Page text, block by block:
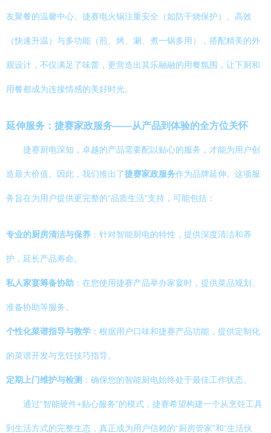
友聚餐的温馨中心。捷赛电火锅注重安全（如防干烧保护）、高效
（快速升温）与多功能（煎、烤、涮、煮一锅多用），搭配精美的外
观设计，不仅满足了味蕾，更营造出其乐融融的用餐氛围，让下厨和
用餐都成为连接情感的美好时光。
延伸服务：捷赛家政服务——从产品到体验的全方位关怀
捷赛厨电深知，卓越的产品需要配以贴心的服务，才能为用户创
造最大价值。因此，我们推出了捷赛家政服务作为品牌延伸。这项服
务旨在为用户提供更完整的“品质生活”支持，可能包括：
专业的厨房清洁与保养 ：针对智能厨电的特性，提供深度清洁和养
护，延长产品寿命。
私人家宴筹备协助 ：在您使用捷赛产品举办家宴时，提供菜品规划、
准备协助等服务。
个性化菜谱指导与教学 ：根据用户口味和捷赛产品功能，提供定制化
的菜谱开发与烹饪技巧指导。
定期上门维护与检测 ：确保您的智能厨电始终处于最佳工作状态。
通过“智能硬件+贴心服务”的模式，捷赛希望构建一个从烹饪工具
到生活方式的完整生态，真正成为用户信赖的“厨房管家”和“生活伙